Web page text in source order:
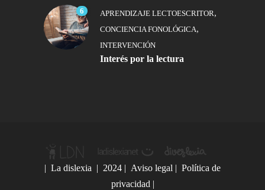
6 APRENDIZAJE LECTOESCRITOR,
CONCIENCIA FONOLÓGICA,
INTERVENCIÓN
Interés por la lectura
| La dislexia | 2024 | Aviso legal | Política de
privacidad |